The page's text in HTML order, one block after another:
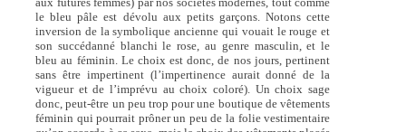
le bleu pâle est dévolu aux petits garçons. Notons cette
inversion de la symbolique ancienne qui vouait le rouge et
son succédanné blanchi le rose, au genre masculin, et le
bleu au féminin. Le choix est donc, de nos jours, pertinent
sans être impertinent (l’impertinence aurait donné de la
vigueur et de l’imprévu au choix coloré). Un choix sage
donc, peut-être un peu trop pour une boutique de vêtements
féminin qui pourrait prôner un peu de la folie vestimentaire